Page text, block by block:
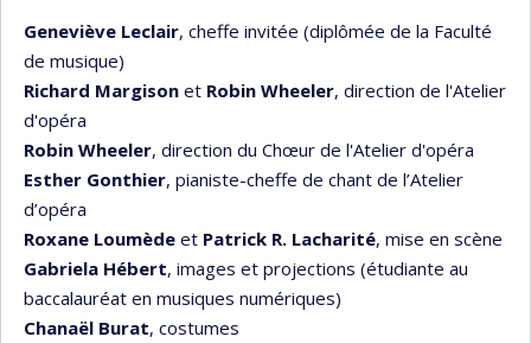
Geneviève Leclair, cheffe invitée (diplômée de la Faculté
de musique)
Richard Margison et Robin Wheeler, direction de l'Atelier
d'opéra
Robin Wheeler, direction du Chœur de l'Atelier d'opéra
Esther Gonthier, pianiste-cheffe de chant de l’Atelier
d’opéra
Roxane Loumède et Patrick R. Lacharité, mise en scène
Gabriela Hébert, images et projections (étudiante au
baccalauréat en musiques numériques)
Chanaël Burat, costumes